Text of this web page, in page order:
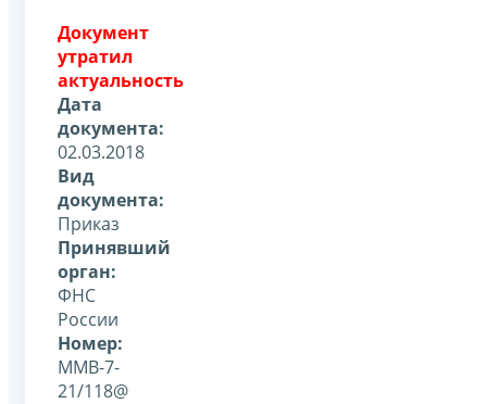
Документ
утратил
актуальность
Дата
документа:
02.03.2018
Вид
документа:
Приказ
Принявший
орган:
ФНС
России
Номер:
ММВ-7-
21/118@